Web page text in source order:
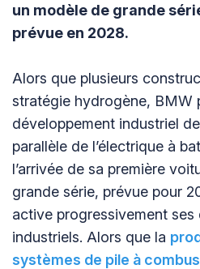
un modèle de grande
prévue en 2028.
Alors que plusieurs
stratégie hydrogène, BMW
développement industriel
parallèle de l’électrique à
l’arrivée de sa première
grande série, prévue pour
active progressivement ses
industriels. Alors que la
systèmes de pile à